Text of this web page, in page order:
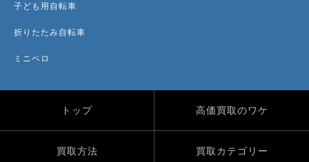
子ども用自転車
折りたたみ自転車
ミニベロ
トップ 高価買取のワケ
買取方法 買取カテゴリー